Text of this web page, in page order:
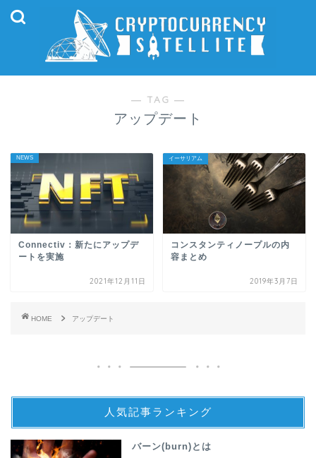
― TAG ―
アップデート
NEWS
Connectiv：新たにアップデ
ートを実施
2021年12月11日
イーサリアム
コンスタンティノープルの内
容まとめ
2019年3月7日
HOME アップデート
人気記事ランキング
バーン(burn)とは